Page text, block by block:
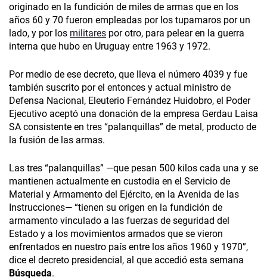
originado en la fundición de miles de armas que en los
años 60 y 70 fueron empleadas por los tupamaros por un
lado, y por los militares por otro, para pelear en la guerra
interna que hubo en Uruguay entre 1963 y 1972.
Por medio de ese decreto, que lleva el número 4039 y fue
también suscrito por el entonces y actual ministro de
Defensa Nacional, Eleuterio Fernández Huidobro, el Poder
Ejecutivo aceptó una donación de la empresa Gerdau Laisa
SA consistente en tres “palanquillas” de metal, producto de
la fusión de las armas.
Las tres “palanquillas” —que pesan 500 kilos cada una y se
mantienen actualmente en custodia en el Servicio de
Material y Armamento del Ejército, en la Avenida de las
Instrucciones— “tienen su origen en la fundición de
armamento vinculado a las fuerzas de seguridad del
Estado y a los movimientos armados que se vieron
enfrentados en nuestro país entre los años 1960 y 1970”,
dice el decreto presidencial, al que accedió esta semana
Búsqueda.